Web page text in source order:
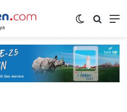
Switch skin